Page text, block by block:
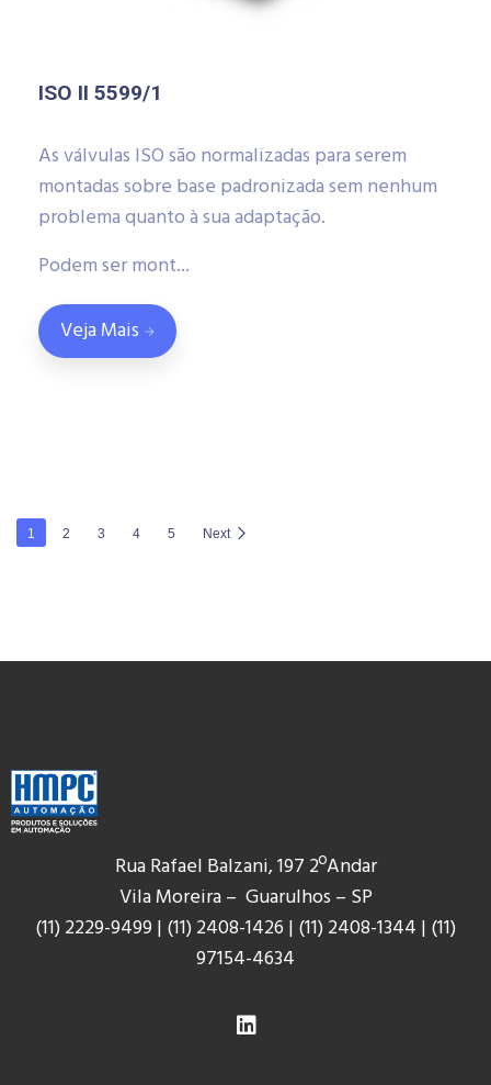
ISO II 5599/1
As válvulas ISO são normalizadas para serem
montadas sobre base padronizada sem nenhum
problema quanto à sua adaptação.
Podem ser mont...
Veja Mais
1 2 3 4 5 Next
Rua Rafael Balzani, 197 2ºAndar
Vila Moreira – Guarulhos – SP
(11) 2229-9499| (11) 2408-1426 | (11) 2408-1344 | (11)
97154-4634